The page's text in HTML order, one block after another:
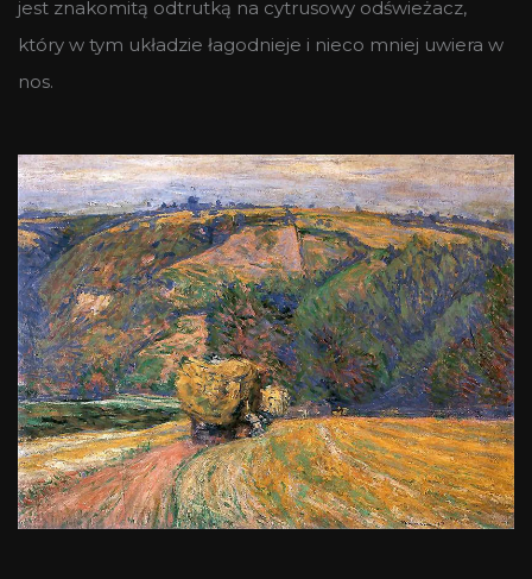
jest znakomitą odtrutką na cytrusowy odświeżacz,
który w tym układzie łagodnieje i nieco mniej uwiera w
nos.